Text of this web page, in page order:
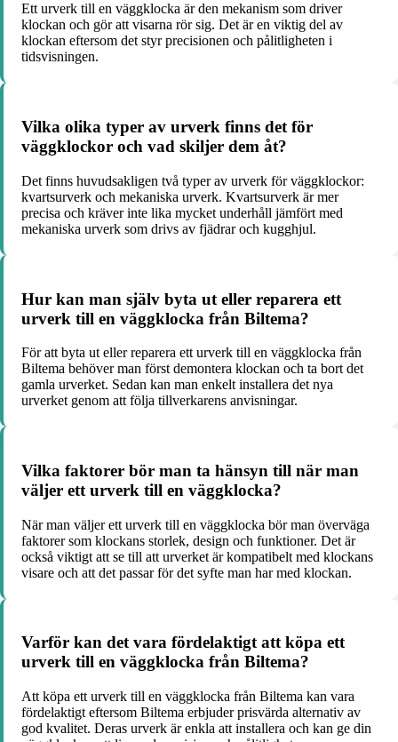
Ett urverk till en väggklocka är den mekanism som driver
klockan och gör att visarna rör sig. Det är en viktig del av
klockan eftersom det styr precisionen och pålitligheten i
tidsvisningen.
Vilka olika typer av urverk finns det för
väggklockor och vad skiljer dem åt?
Det finns huvudsakligen två typer av urverk för väggklockor:
kvartsurverk och mekaniska urverk. Kvartsurverk är mer
precisa och kräver inte lika mycket underhåll jämfört med
mekaniska urverk som drivs av fjädrar och kugghjul.
Hur kan man själv byta ut eller reparera ett
urverk till en väggklocka från Biltema?
För att byta ut eller reparera ett urverk till en väggklocka från
Biltema behöver man först demontera klockan och ta bort det
gamla urverket. Sedan kan man enkelt installera det nya
urverket genom att följa tillverkarens anvisningar.
Vilka faktorer bör man ta hänsyn till när man
väljer ett urverk till en väggklocka?
När man väljer ett urverk till en väggklocka bör man överväga
faktorer som klockans storlek, design och funktioner. Det är
också viktigt att se till att urverket är kompatibelt med klockans
visare och att det passar för det syfte man har med klockan.
Varför kan det vara fördelaktigt att köpa ett
urverk till en väggklocka från Biltema?
Att köpa ett urverk till en väggklocka från Biltema kan vara
fördelaktigt eftersom Biltema erbjuder prisvärda alternativ av
god kvalitet. Deras urverk är enkla att installera och kan ge din